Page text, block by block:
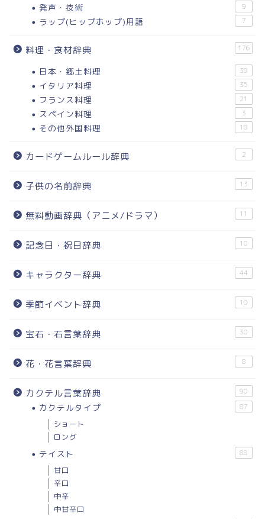
発声・技術 9
ラップ(ヒップホップ)用語 7
料理・食材辞典 176
日本・郷土料理 38
イタリア料理 35
フランス料理 21
スペイン料理 3
その他外国料理 18
カードゲームルール辞典 2
子供の名前辞典 13
無料動画辞典（アニメ/ドラマ） 11
記念日・祝日辞典 10
キャラクター辞典 44
季節イベント辞典 10
宝石・石言葉辞典 30
花・花言葉辞典 8
カクテル言葉辞典 90
カクテルタイプ 87
ショート
ロング
テイスト 88
甘口
辛口
中辛
中甘辛口